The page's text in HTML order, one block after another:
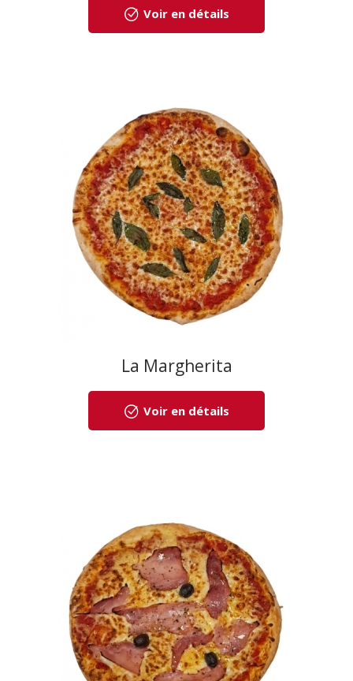
Voir en détails
La Margherita
Voir en détails